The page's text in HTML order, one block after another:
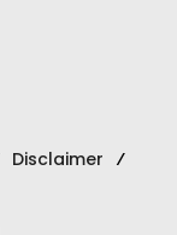
Disclaimer